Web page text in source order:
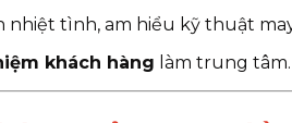
nhiệt tình, am hiểu kỹ thuật
khách hàng làm trung tâm.